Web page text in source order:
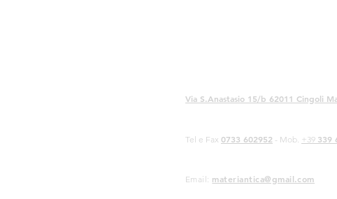
Via S.Anastasio 15/b 62011 Cingoli
Tel e Fax 0733 602952 - Mob. +39 339
Email: materiantica@gmail.com